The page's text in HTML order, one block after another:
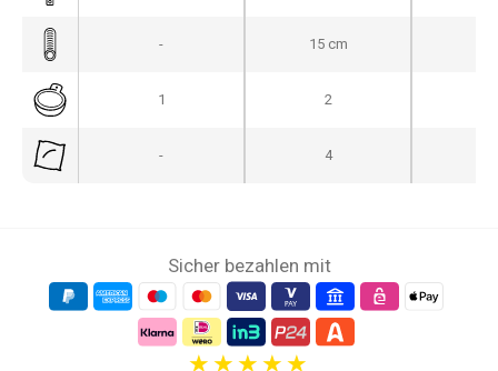
- 15 cm
1 2
- 4
Sicher bezahlen mit